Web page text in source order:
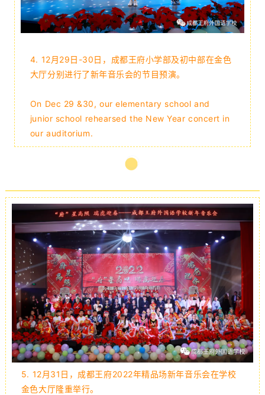
4. 12月29日-30日，成都王府小学部及初中部在金色
大厅分别进行了新年音乐会的节目预演。
On Dec 29 &30, our elementary school and
junior school rehearsed the New Year concert in
our auditorium.
5. 12月31日，成都王府2022年精品场新年音乐会在学校
金色大厅隆重举行。